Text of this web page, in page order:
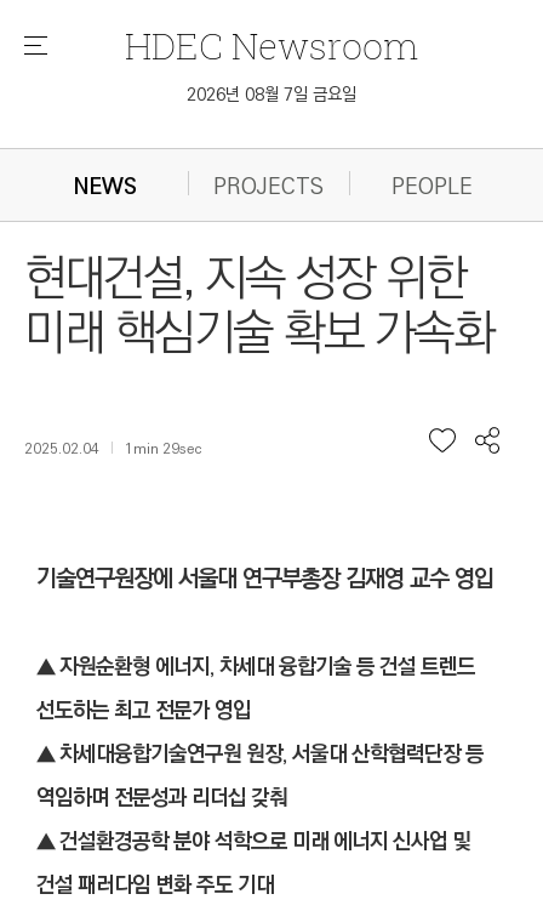
메
HDEC Newsroom
2026년 08월 7일 금요일
NEWS PROJECTS PEOPLE
현대건설, 지속 성장 위한
미래 핵심기술 확보 가속화
2025.02.04 1min 29sec
기술연구원장에 서울대 연구부총장 김재영 교수 영입
▲ 자원순환형 에너지, 차세대 융합기술 등 건설 트렌드
선도하는 최고 전문가 영입
▲차세대융합기술연구원 원장, 서울대 산학협력단장 등
역임하며 전문성과 리더십 갖춰
▲건설환경공학 분야 석학으로 미래 에너지 신사업 및
건설 패러다임 변화 주도 기대